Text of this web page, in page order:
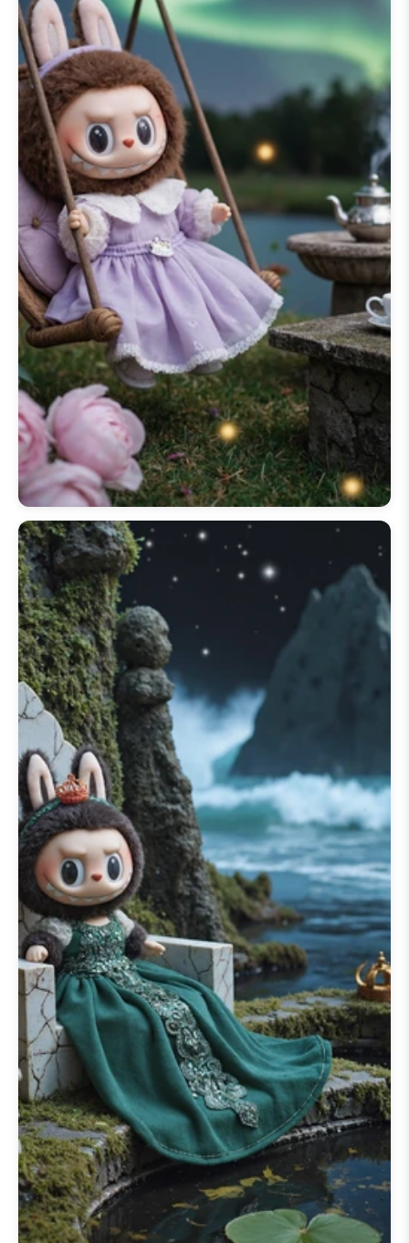
细节都能在您的屏幕上得到绚丽展
示。无论您是想装饰您的labubu
手机壁纸
labubu iphone 壁纸
还是您的
labubu 笔记本电脑壁
纸，您都能找到完美的选择。探索
充满活力的设计，包括流行的
labubu 粉色壁纸
主题，或者通过
labubu 3D 壁纸
潜入更具动感的视
觉体验。每张图片都经过精心挑
选，以捕捉📱 200+ 款 Labubu
iPhone 壁纸
系列鲜艳的色彩和独
特的设计，使其成为智能手机和电
脑的完美背景。
使用我们 📱 200+ 款 Labubu
iPhone 壁纸主题的 labubu 动态
壁纸，让您的屏幕焕发生机。这些
动画壁纸增添了一层动感的乐趣，
以迷人的动态展示了 Labubu。我们
为labubu 动态壁纸安卓和 labubu
动态壁纸 iphone 用户提供了便捷
的labubu 动态壁纸下载 ，确保在
所有设备上实现最佳性能。探索令
人愉悦的动画，例如循环播放的
labubu 动态壁纸 gif
labubu 动态壁纸手电筒
功能，以
获得互动体验。获取您最喜爱的动
labubu
动态壁纸下载 iphone
Labubu iPhone 壁纸
世界中，让 Labubu 的俏皮活力点
亮您的一天。